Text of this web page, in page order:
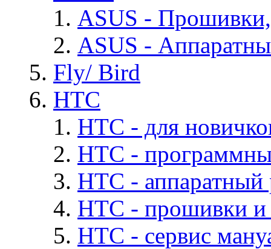
ASUS -
ASUS -
Fly/ Bird
HTC
HTC - для
HTC -
HTC - аппаратный
HTC - прошивки
HTC - cервис